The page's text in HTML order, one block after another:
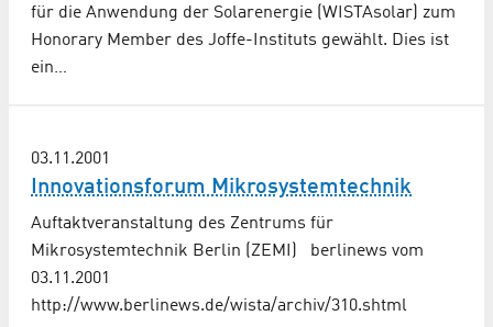
für die Anwendung der Solarenergie (WISTAsolar) zum
Honorary Member des Joffe-Instituts gewählt. Dies ist
ein…
03.11.2001
Innovationsforum Mikrosystemtechnik
Auftaktveranstaltung des Zentrums für
Mikrosystemtechnik Berlin (ZEMI) berlinews vom
03.11.2001
http://www.berlinews.de/wista/archiv/310.shtml